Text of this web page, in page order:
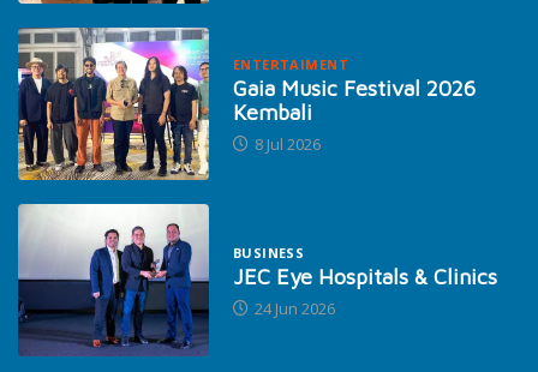
ENTERTAIMENT
Gaia Music Festival 2026
Kembali
8 Jul 2026
BUSINESS
JEC Eye Hospitals & Clinics
24 Jun 2026